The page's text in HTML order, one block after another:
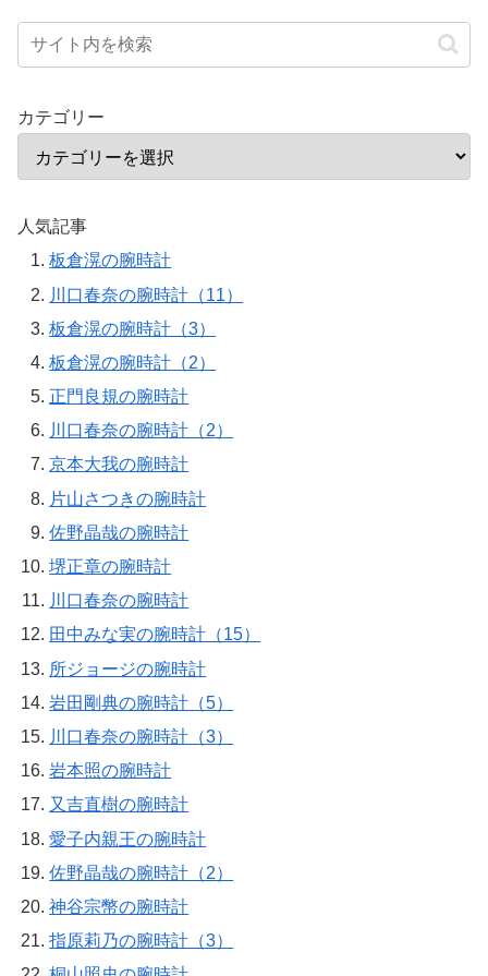
カテゴリー
人気記事
板倉滉の腕時計
川口春奈の腕時計（11）
板倉滉の腕時計（3）
板倉滉の腕時計（2）
正門良規の腕時計
川口春奈の腕時計（2）
京本大我の腕時計
片山さつきの腕時計
佐野晶哉の腕時計
堺正章の腕時計
川口春奈の腕時計
田中みな実の腕時計（15）
所ジョージの腕時計
岩田剛典の腕時計（5）
川口春奈の腕時計（3）
岩本照の腕時計
又吉直樹の腕時計
愛子内親王の腕時計
佐野晶哉の腕時計（2）
神谷宗幣の腕時計
指原莉乃の腕時計（3）